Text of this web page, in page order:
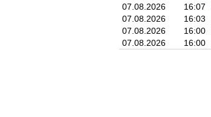
07.08.2026
16:07
07.08.2026
16:03
07.08.2026
16:00
07.08.2026
16:00